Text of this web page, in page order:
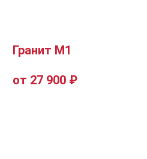
Гранит М1
от 27 900 ₽